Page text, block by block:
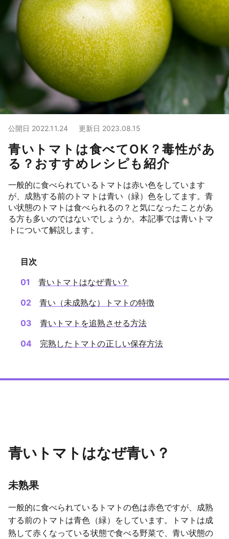
公開日 2022.11.24 更新日 2023.08.15
青いトマトは食べてOK？毒性があ
る？おすすめレシピも紹介
一般的に食べられているトマトは赤い色をしています
が、成熟する前のトマトは青い（緑）色をしてます。青
い状態のトマトは食べられるの？と気になったことがあ
る方も多いのではないでしょうか。本記事では青いトマ
トについて解説します。
目次
青いトマトはなぜ青い？
青い（未成熟な）トマトの特徴
青いトマトを追熟させる方法
完熟したトマトの正しい保存方法
青いトマトはなぜ青い？
未熟果
一般的に食べられているトマトの色は赤色ですが、成熟
する前のトマトは青色（緑）をしています。トマトは成
熟して赤くなっている状態で食べる野菜で、青い状態の